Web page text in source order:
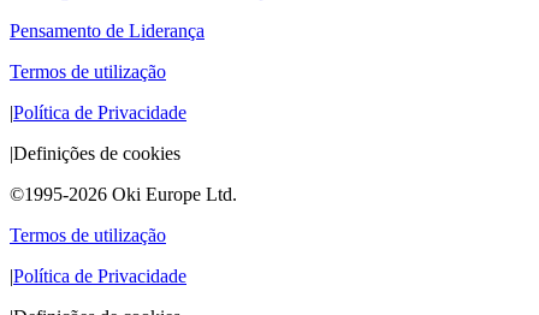
Pensamento de Liderança
Termos de utilização
|Política de Privacidade
|Definições de cookies
©1995-2026 Oki Europe Ltd.
Termos de utilização
|Política de Privacidade